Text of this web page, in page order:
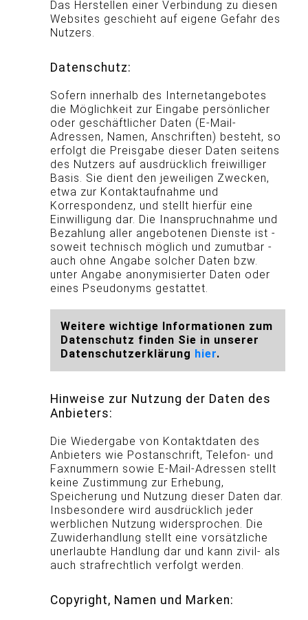
Das Herstellen einer Verbindung zu diesen
Websites geschieht auf eigene Gefahr des
Nutzers.
Datenschutz:
Sofern innerhalb des Internetangebotes
die Möglichkeit zur Eingabe persönlicher
oder geschäftlicher Daten (E-Mail-
Adressen, Namen, Anschriften) besteht, so
erfolgt die Preisgabe dieser Daten seitens
des Nutzers auf ausdrücklich freiwilliger
Basis. Sie dient den jeweiligen Zwecken,
etwa zur Kontaktaufnahme und
Korrespondenz, und stellt hierfür eine
Einwilligung dar. Die Inanspruchnahme und
Bezahlung aller angebotenen Dienste ist -
soweit technisch möglich und zumutbar -
auch ohne Angabe solcher Daten bzw.
unter Angabe anonymisierter Daten oder
eines Pseudonyms gestattet.
Weitere wichtige Informationen zum
Datenschutz finden Sie in unserer
Datenschutzerklärung hier.
Hinweise zur Nutzung der Daten des
Anbieters:
Die Wiedergabe von Kontaktdaten des
Anbieters wie Postanschrift, Telefon- und
Faxnummern sowie E-Mail-Adressen stellt
keine Zustimmung zur Erhebung,
Speicherung und Nutzung dieser Daten dar.
Insbesondere wird ausdrücklich jeder
werblichen Nutzung widersprochen. Die
Zuwiderhandlung stellt eine vorsätzliche
unerlaubte Handlung dar und kann zivil- als
auch strafrechtlich verfolgt werden.
Copyright, Namen und Marken: